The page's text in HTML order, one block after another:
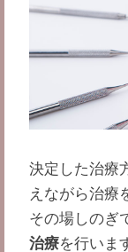
決定した治療
えながら治療
その場しのぎ
治療を行いま